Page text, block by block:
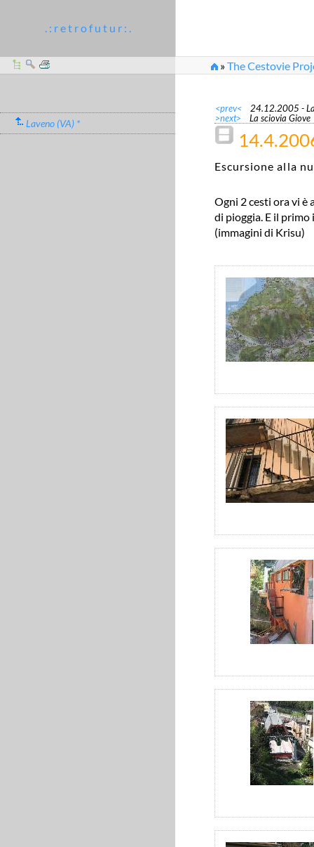
. : r e t r o f u t u r : .
»The Cestovie
Laveno (VA) *
<prev< 24.12.2005 -
>next> La sciovia Giove
Escursione alla
Ogni 2 cesti ora vi è
di pioggia. E il
(immagini di Krisu)